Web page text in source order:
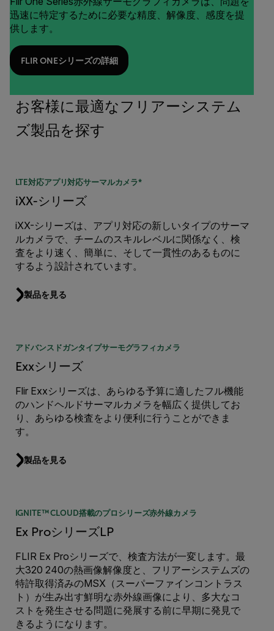
迅速に特定するために必要な精度、解像度、感度を提
供します。
FLIR ONEシリーズの詳細
お客様に最適なフリアーシステム
ズ製品を探す
LTE対応アプリ対応サーマルカメラ*
iXX-シリーズ
iXX-シリーズは、アプリ対応の新しいタイプのサーマ
ルカメラで、チームのスキルレベルに関係なく、検
査をより速く、簡単に、そして一貫性のあるものに
するよう設計されています。
製品を見る
アドバンスドガンタイプサーモグラフィカメラ
Exxシリーズ
Flir Exxシリーズは、あらゆる予算に適したフル機能
のハンドヘルドサーマルカメラを幅広く提供してお
り、あらゆる検査をより便利に行うことができま
す。
製品を見る
IGNITE™ CLOUD搭載のプロシリーズ赤外線カメラ
Ex ProシリーズLP
FLIR Ex Proシリーズで、検査方法が一変します。最
大320 240の熱画像解像度と、フリアーシステムズの
特許取得済みのMSX（スーパーファインコントラス
ト）が生み出す鮮明な赤外線画像により、多大なコ
ストを発生させる問題に発展する前に早期に発見で
きるようになります。